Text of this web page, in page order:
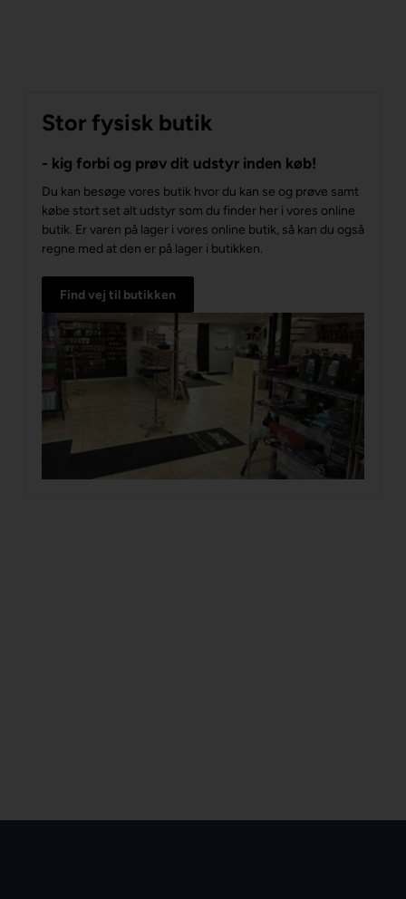
Stor fysisk butik
- kig forbi og prøv dit udstyr inden køb!
Du kan besøge vores butik hvor du kan se og prøve samt
købe stort set alt udstyr som du finder her i vores online
butik. Er varen på lager i vores online butik, så kan du også
regne med at den er på lager i butikken.
Find vej til butikken